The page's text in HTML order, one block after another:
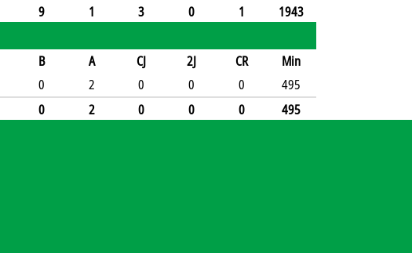
9 1 3 0 1 1943
B A CJ 2J CR
Min
0 2 0 0 0
495
0 2 0 0 0 495